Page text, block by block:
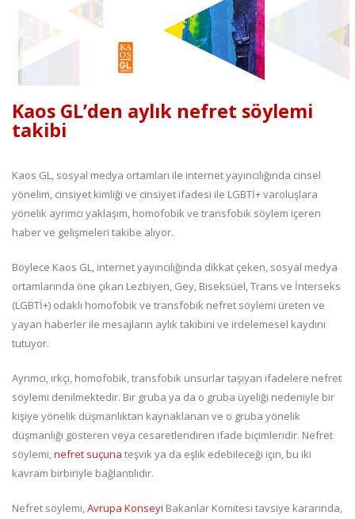
Kaos GL’den aylık nefret söylemi
takibi
Kaos GL, sosyal medya ortamları ile internet yayıncılığında cinsel
yönelim, cinsiyet kimliği ve cinsiyet ifadesi ile LGBTİ+ varoluşlara
yönelik ayrımcı yaklaşım, homofobik ve transfobik söylem içeren
haber ve gelişmeleri takibe alıyor.
Böylece Kaos GL, internet yayıncılığında dikkat çeken, sosyal medya
ortamlarında öne çıkan Lezbiyen, Gey, Biseksüel, Trans ve İnterseks
(LGBTİ+) odaklı homofobik ve transfobik nefret söylemi üreten ve
yayan haberler ile mesajların aylık takibini ve irdelemesel kaydını
tutuyor.
Ayrımcı, ırkçı, homofobik, transfobik unsurlar taşıyan ifadelere nefret
söylemi denilmektedir. Bir gruba ya da o gruba üyeliği nedeniyle bir
kişiye yönelik düşmanlıktan kaynaklanan ve o gruba yönelik
düşmanlığı gösteren veya cesaretlendiren ifade biçimleridir. Nefret
söylemi,nefret suçuna teşvik ya da eşlik edebileceği için, bu iki
kavram birbiriyle bağlantılıdır.
Nefret söylemi,Avrupa Konseyi Bakanlar Komitesi tavsiye kararında,